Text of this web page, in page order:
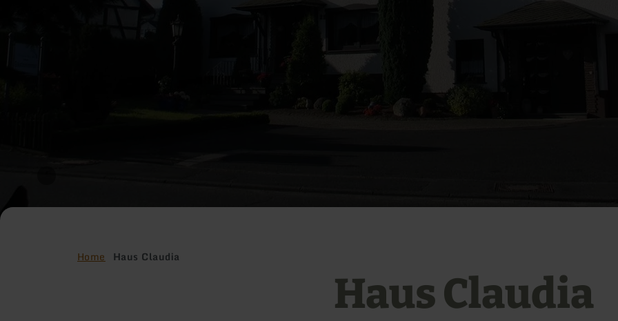
Home Haus Claudia
Haus Claudia